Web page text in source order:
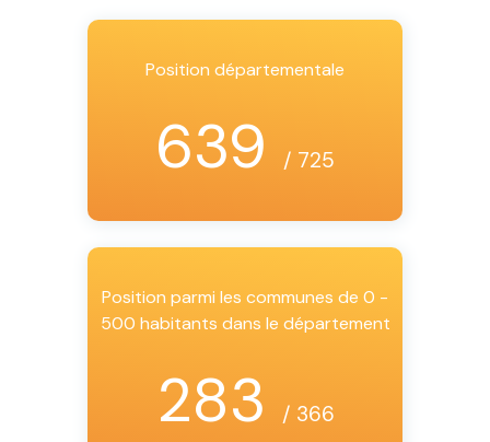
Position départementale
639 / 725
Position parmi les communes de 0 -
500 habitants dans le département
283 / 366